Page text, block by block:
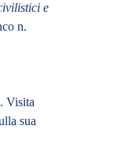
e
n.
Visita
sua